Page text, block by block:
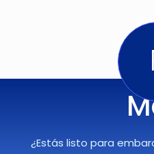
¿Estás listo para